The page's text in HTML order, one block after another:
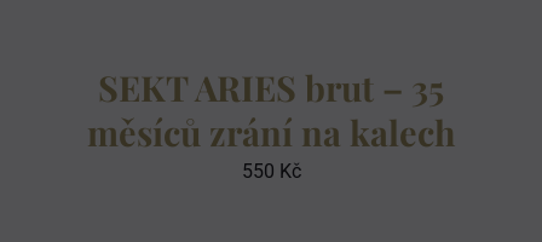
SEKT ARIES brut – 35
měsíců zrání na kalech
550 Kč